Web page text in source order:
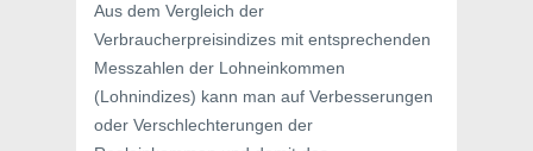
Aus dem Vergleich der
Verbraucherpreisindizes mit entsprechenden
Messzahlen der Lohneinkommen
(Lohnindizes) kann man auf Verbesserungen
oder Verschlechterungen der